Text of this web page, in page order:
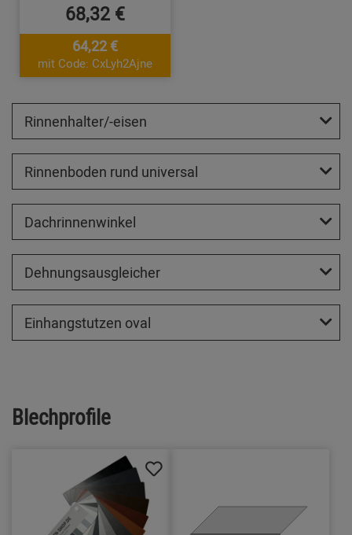
68,32 €
64,22 €
mit Code: CxLyh2Ajne
Rinnenhalter/-eisen
Rinnenboden rund universal
Dachrinnenwinkel
Dehnungsausgleicher
Einhangstutzen oval
Blechprofile